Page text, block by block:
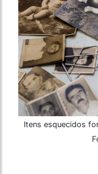
Itens esquecidos